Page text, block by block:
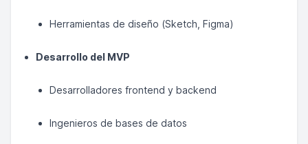
Herramientas de diseño (Sketch, Figma)
Desarrollo del MVP
Desarrolladores frontend y backend
Ingenieros de bases de datos